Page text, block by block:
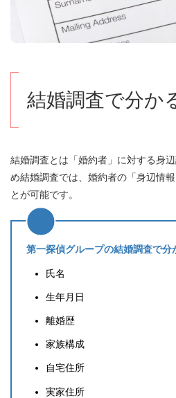
結婚調査で分か
結婚調査とは「婚約者」に対する身
め結婚調査では、婚約者の「身辺情
とが可能です。
第一探偵グループの結婚調査で分
氏名
生年月日
離婚歴
家族構成
自宅住所
実家住所